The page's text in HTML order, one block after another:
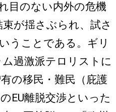
目のない内外の危機
が揺さぶられ、試さ
うことである。ギリ
過激派テロリストに
の移民・難民（庇護
EU離脱交渉といった